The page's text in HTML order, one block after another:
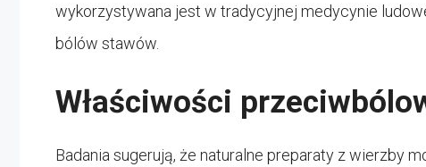
wykorzystywana jest w tradycyjnej medycynie
bólów stawów.
Właściwości
Badania sugerują, że naturalne preparaty z wierzby